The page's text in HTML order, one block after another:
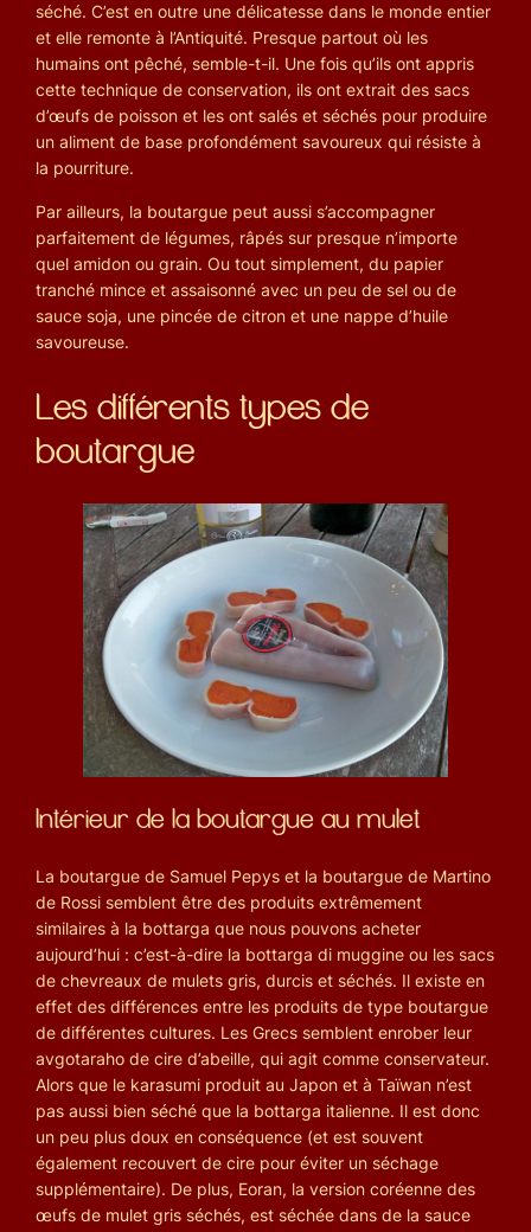
séché. C’est en outre une délicatesse dans le monde entier
et elle remonte à l’Antiquité. Presque partout où les
humains ont pêché, semble-t-il. Une fois qu’ils ont appris
cette technique de conservation, ils ont extrait des sacs
d’œufs de poisson et les ont salés et séchés pour produire
un aliment de base profondément savoureux qui résiste à
la pourriture.
Par ailleurs, la boutargue peut aussi s’accompagner
parfaitement de légumes, râpés sur presque n’importe
quel amidon ou grain. Ou tout simplement, du papier
tranché mince et assaisonné avec un peu de sel ou de
sauce soja, une pincée de citron et une nappe d’huile
savoureuse.
Les différents types de
boutargue
Intérieur de la boutargue au mulet
La boutargue de Samuel Pepys et la boutargue de Martino
de Rossi semblent être des produits extrêmement
similaires à la bottarga que nous pouvons acheter
aujourd’hui : c’est-à-dire la bottarga di muggine ou les sacs
de chevreaux de mulets gris, durcis et séchés. Il existe en
effet des différences entre les produits de type boutargue
de différentes cultures. Les Grecs semblent enrober leur
avgotaraho de cire d’abeille, qui agit comme conservateur.
Alors que le karasumi produit au Japon et à Taïwan n’est
pas aussi bien séché que la bottarga italienne. Il est donc
un peu plus doux en conséquence (et est souvent
également recouvert de cire pour éviter un séchage
supplémentaire). De plus, Eoran, la version coréenne des
œufs de mulet gris séchés, est séchée dans de la sauce